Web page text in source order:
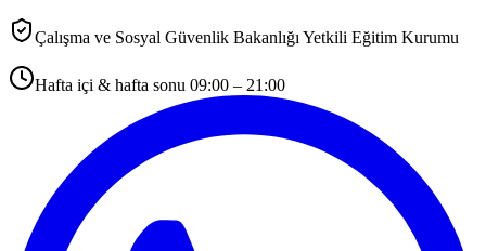
Çalışma ve Sosyal Güvenlik Bakanlığı Yetkili Eğitim Kurumu
Hafta içi & hafta sonu 09:00 – 21:00